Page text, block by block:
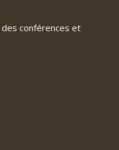
conférences et